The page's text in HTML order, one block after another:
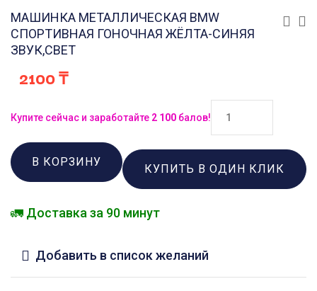
МАШИНКА МЕТАЛЛИЧЕСКАЯ BMW
СПОРТИВНАЯ ГОНОЧНАЯ ЖЁЛТА-СИНЯЯ
ЗВУК,СВЕТ
2100₸
Купите сейчас и заработайте 2 100 балов!
В КОРЗИНУ
КУПИТЬ В ОДИН КЛИК
🚛 Доставка за 90 минут
Добавить в список желаний